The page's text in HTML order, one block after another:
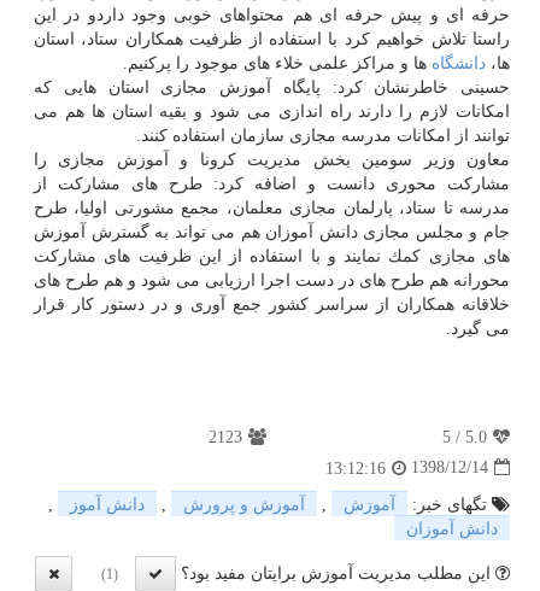
حرفه ای و پیش حرفه ای هم محتواهای خوبی وجود داردو در این
راستا تلاش خواهیم كرد با استفاده از ظرفیت همكاران ستاد، استان
ها، دانشگاه ها و مراكز علمی خلاء های موجود را پركنیم.
حسینی خاطرنشان كرد: پایگاه آموزش مجازی استان هایی كه
امكانات لازم را دارند راه اندازی می شود و بقیه استان ها هم می
توانند از امكانات مدرسه مجازی سازمان استفاده كنند.
معاون وزیر سومین بخش مدیریت كرونا و آموزش مجازی را
مشاركت محوری دانست و اضافه كرد: طرح های مشاركت از
مدرسه تا ستاد، پارلمان مجازی معلمان، مجمع مشورتی اولیا، طرح
جام و مجلس مجازی دانش آموزان هم می تواند به گسترش آموزش
های مجازی كمك نمایند و با استفاده از این ظرفیت های مشاركت
محورانه هم طرح های در دست اجرا ارزیابی می شود و هم طرح های
خلاقانه همكاران از سراسر كشور جمع آوری و در دستور كار قرار
می گیرد.
5.0
/
5
2123
1398/12/14
13:12:16
تگهای خبر:
آموزش , آموزش و پرورش , دانش آموز
,
دانش آموزان
این مطلب مدیریت آموزش برایتان مفید بود؟
(1)